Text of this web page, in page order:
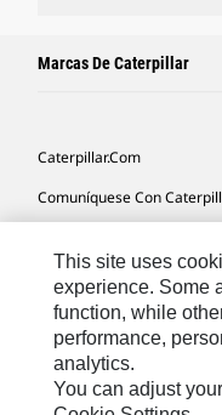
Marcas De Caterpillar
Caterpillar.com
Comuníquese Con
Mapa Del Sitio
Cookie Settings
Avisos Legales
Privacidad
This site uses
experience. Some
function, while
performance,
analytics.
You can adjust